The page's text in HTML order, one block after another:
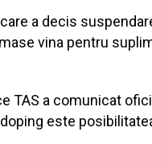
a decis
vina pentru
TAS a comunicat
este